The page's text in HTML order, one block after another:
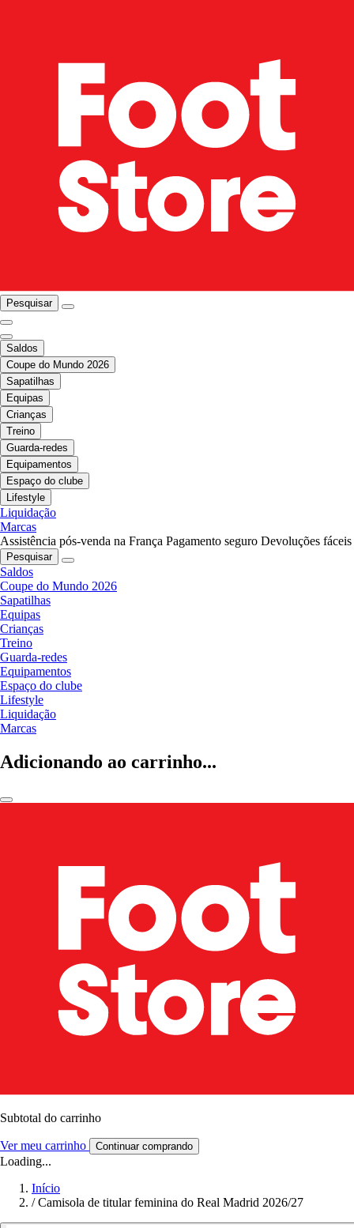
Pesquisar
Saldos
Coupe do Mundo 2026
Sapatilhas
Equipas
Crianças
Treino
Guarda-redes
Equipamentos
Espaço do clube
Lifestyle
Liquidação
Marcas
Assistência pós-venda na França Pagamento seguro Devoluções fáceis
Pesquisar
Saldos
Coupe do Mundo 2026
Sapatilhas
Equipas
Crianças
Treino
Guarda-redes
Equipamentos
Espaço do clube
Lifestyle
Liquidação
Marcas
Adicionando ao carrinho...
Subtotal do carrinho
Ver meu carrinho Continuar comprando
Loading...
Início
/ Camisola de titular feminina do Real Madrid 2026/27